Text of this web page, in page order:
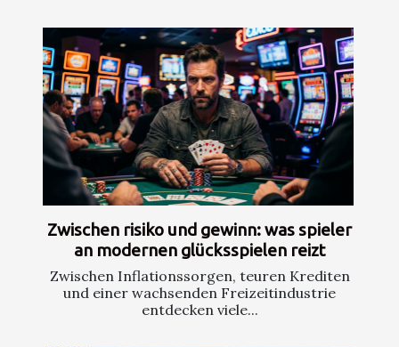
Zwischen risiko und gewinn: was spieler
an modernen glücksspielen reizt
Zwischen Inflationssorgen, teuren Krediten
und einer wachsenden Freizeitindustrie
entdecken viele...